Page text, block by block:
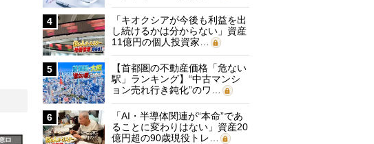
4
「キオクシアが今後も利益を出
し続けるかは分からない」資産
11億円の個人投資家…
5
【首都圏の不動産価格「危ない
駅」ランキング】“中古マンシ
ョン売れ行き鈍化”のワ…
6
「AI・半導体関連が“本命”であ
ることに変わりはない」資産20
億円超の90歳現役トレ…